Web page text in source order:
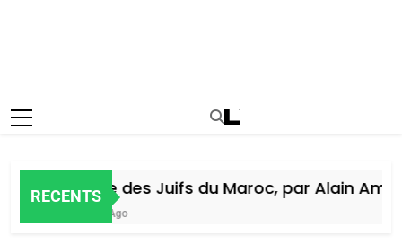
RECENTS
Histoire des Juifs du Maroc, par Alain Amiel
1 Semaine Ago